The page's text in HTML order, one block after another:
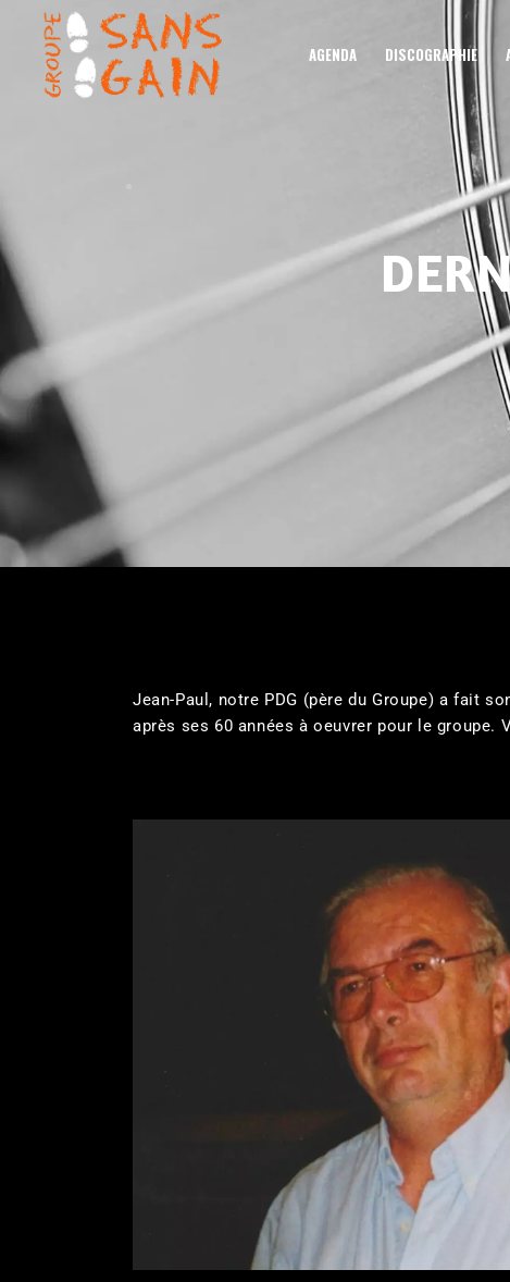
AGENDA DISCOGRAPHIE
Jean-Paul, notre PDG (père du Groupe) a fait
après ses 60 années à oeuvrer pour le